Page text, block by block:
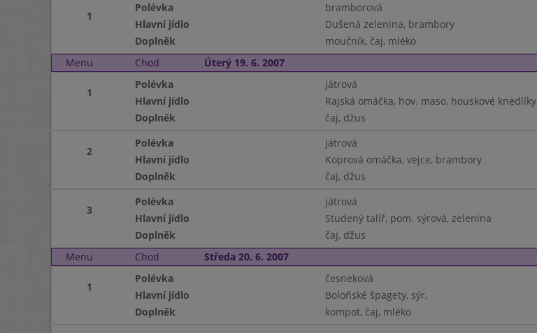
1
Polévka
bramborová
Hlavní jídlo
Dušená zelenina, brambory
Doplněk
moučník, čaj, mléko
Menu
Chod Úterý 19. 6. 2007
1
Polévka
játrová
Hlavní jídlo
Rajská omáčka, hov. maso, houskové knedlíky
Doplněk
čaj, džus
2
Polévka
játrová
Hlavní jídlo
Koprová omáčka, vejce, brambory
Doplněk
čaj, džus
3
Polévka
játrová
Hlavní jídlo
Studený talíř, pom. sýrová, zelenina
Doplněk
čaj, džus
Menu
Chod Středa 20. 6. 2007
1
Polévka
česneková
Hlavní jídlo
Boloňské špagety, sýr,
Doplněk
kompot, čaj, mléko